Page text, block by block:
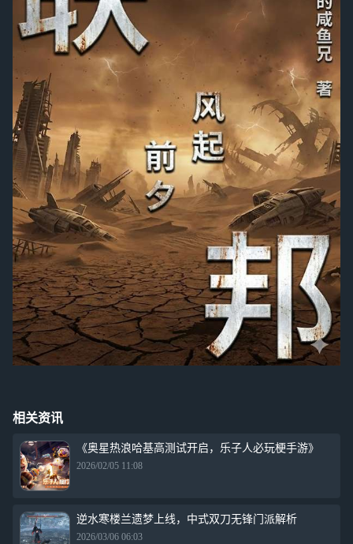
相关资讯
《奥星热浪哈基高测试开启，乐子人必玩梗手游》
2026/02/05 11:08
逆水寒楼兰遗梦上线，中式双刀无锋门派解析
2026/03/06 06:03